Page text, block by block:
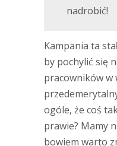
nadrobić!
Kampania ta
by pochylić się
pracowników w
ogóle, że coś
prawie? Mamy
bowiem warto